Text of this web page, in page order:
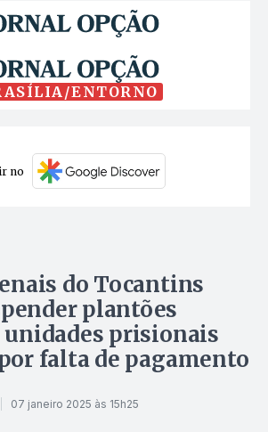
ENTORNO
no
do Tocantins
plantões
unidades prisionais
falta de pagamento
07 janeiro 2025 às 15h25